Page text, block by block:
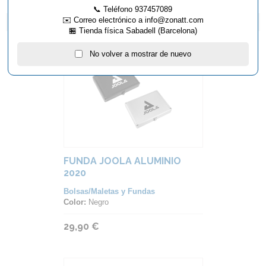
ARTÍCULOS QUE TE PUEDEN INTERESAR...
FUNDA JOOLA ALUMINIO
2020
Bolsas/Maletas y Fundas
Color: Negro
29,90 €
📞 Teléfono 937457089
✉️ Correo electrónico a info@zonatt.com
🏪 Tienda física Sabadell (Barcelona)
No volver a mostrar de nuevo